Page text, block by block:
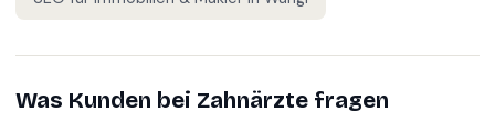
Was Kunden bei Zahnärzte fragen